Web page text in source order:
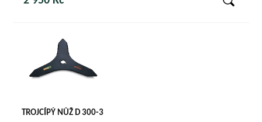
TROJCÍPÝ NŮŽ D 300-3